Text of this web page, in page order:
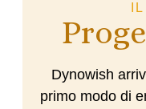
Dynowish
primo modo di